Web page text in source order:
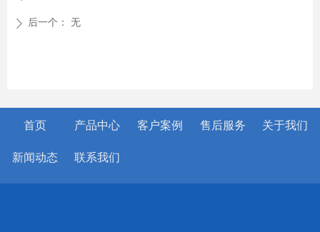
ꄲ 后一个： 无
首页 产品中心 客户案例 售后服务 关于我们
新闻动态 联系我们